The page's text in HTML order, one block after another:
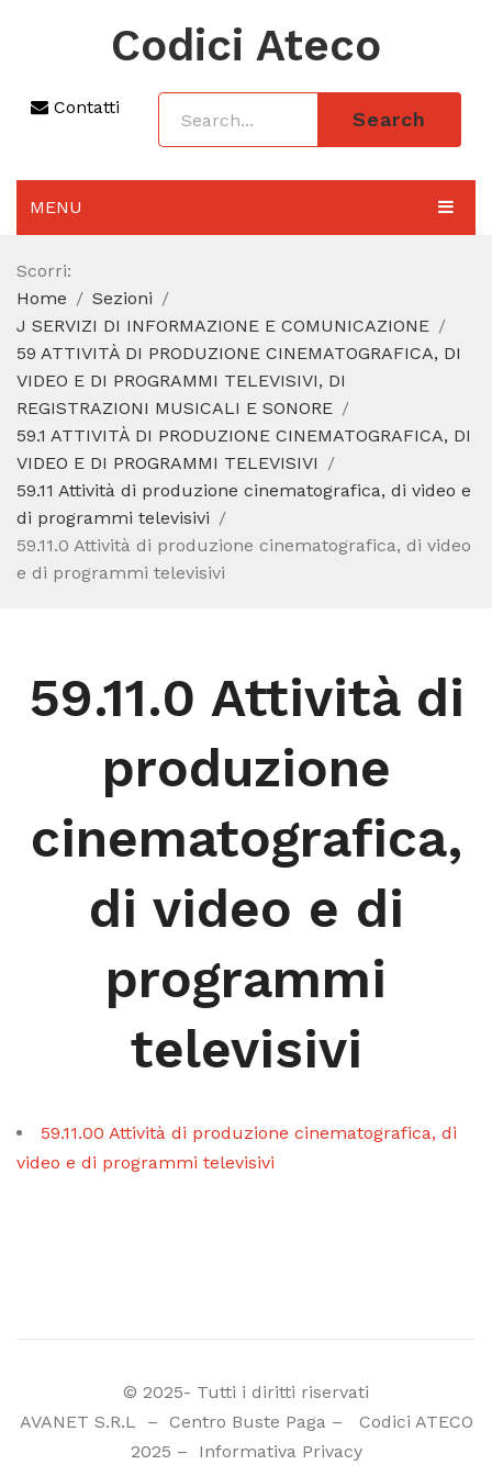
Codici Ateco
Contatti
Search
MENU
AGGIORNAMENTO 2025
SEZIONI
CODICE ATECO A COSA SERVE
CODICE FISCALE
Scorri:
Home
Sezioni
J SERVIZI DI INFORMAZIONE E COMUNICAZIONE
59 ATTIVITÀ DI PRODUZIONE CINEMATOGRAFICA, DI
VIDEO E DI PROGRAMMI TELEVISIVI, DI
REGISTRAZIONI MUSICALI E SONORE
59.1 ATTIVITÀ DI PRODUZIONE CINEMATOGRAFICA, DI
VIDEO E DI PROGRAMMI TELEVISIVI
59.11 Attività di produzione cinematografica, di video e
di programmi televisivi
59.11.0 Attività di produzione cinematografica, di video
e di programmi televisivi
59.11.0 Attività di
produzione
cinematografica,
di video e di
programmi
televisivi
59.11.00 Attività di produzione cinematografica, di
video e di programmi televisivi
© 2025- Tutti i diritti riservati
AVANET S.R.L
– Centro Buste Paga– Codici ATECO
2025 – Informativa Privacy